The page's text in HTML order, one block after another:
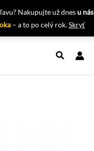
Nakupujte už dnesu nás
– a to po celý rok.Skryť